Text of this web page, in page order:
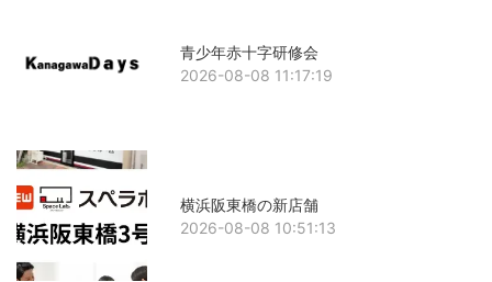
青少年赤十字研修会
2026-08-08 11:17:19
横浜阪東橋の新店舗
2026-08-08 10:51:13